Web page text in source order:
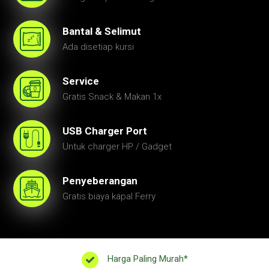
Bantal & Selimut
Ada disetiap kursi
Service
Gratis Snack & Makan 1x
USB Charger Port
Untuk charger HP / Gadget
Penyeberangan
Gratis biaya kapal Ferry
Harga Paling Murah*